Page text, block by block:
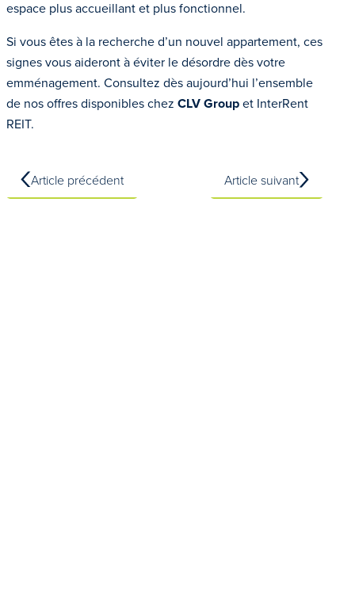
espace plus accueillant et plus fonctionnel.
Si vous êtes à la recherche d’un nouvel appartement, ces
signes vous aideront à éviter le désordre dès votre
emménagement. Consultez dès aujourd’hui l’ensemble
de nos offres disponibles chez CLV Groupet InterRent
REIT.
Article précédent Article suivant